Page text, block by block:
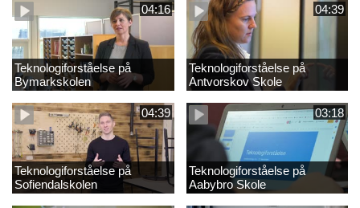
04:16
Teknologiforståelse på
Bymarkskolen
04:39
Teknologiforståelse på
Antvorskov Skole
04:39
Teknologiforståelse på
Sofiendalskolen
03:18
Teknologiforståelse på
Aabybro Skole